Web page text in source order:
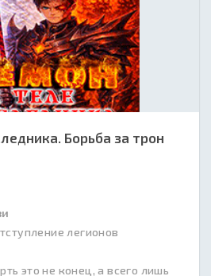
Борьба за трон
легионов
это не конец, а всего лишь